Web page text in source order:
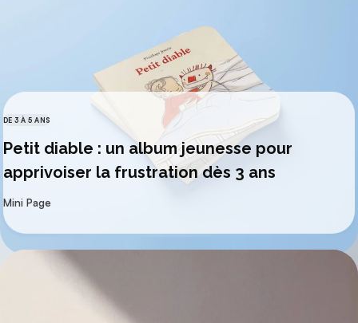
CATÉGORIES
DE 3 À 5 ANS
Petit diable : un album jeunesse pour
apprivoiser la frustration dès 3 ans
par
Mini Page